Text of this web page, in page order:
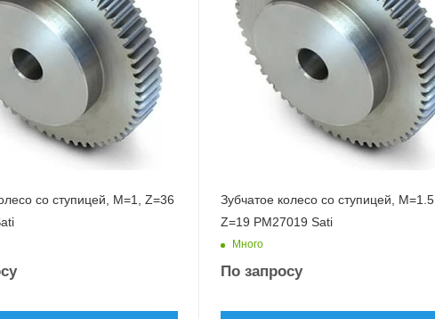
со ступицей, M=1, Z=36
Зубчатое колесо со ступицей, M=1.5,
Z=19 PM27019 Sati
Много
По запросу